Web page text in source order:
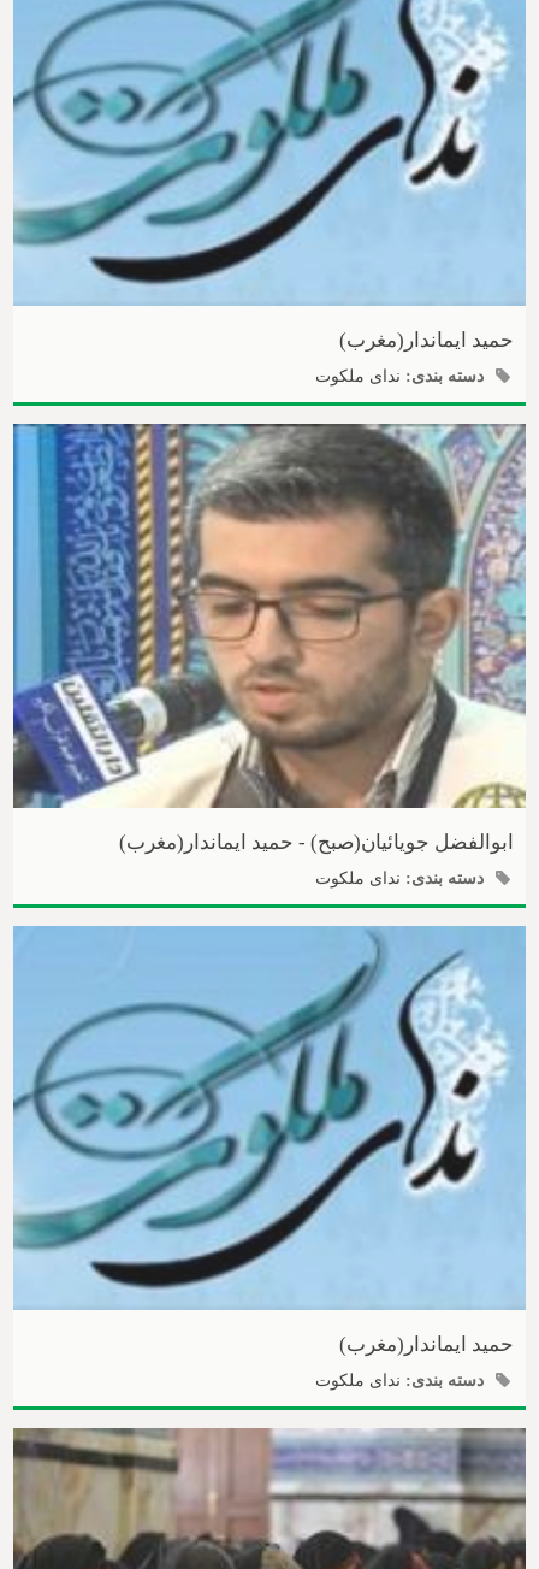
حمید ایماندار(مغرب)
دسته بندی: ندای ملکوت
ابوالفضل جویائیان(صبح) - حمید ایماندار(مغرب)
دسته بندی: ندای ملکوت
حمید ایماندار(مغرب)
دسته بندی: ندای ملکوت